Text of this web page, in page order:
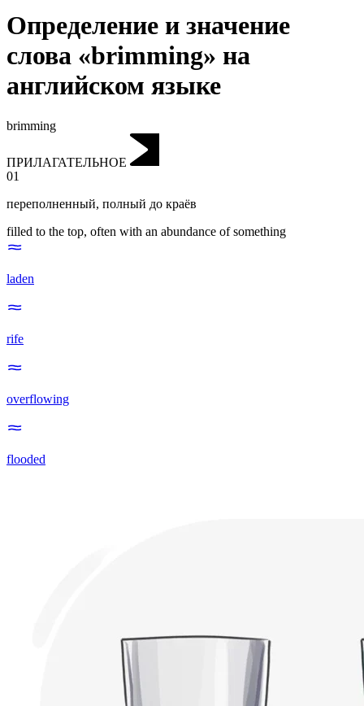
Определение и значение
слова «brimming» на
английском языке
brimming
ПРИЛАГАТЕЛЬНОЕ
01
переполненный, полный до краёв
filled to the top, often with an abundance of something
laden
rife
overflowing
flooded